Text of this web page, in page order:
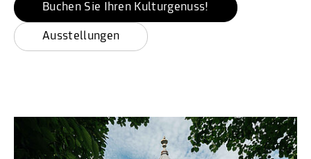
Buchen Sie Ihren Kulturgenuss!
Ausstellungen